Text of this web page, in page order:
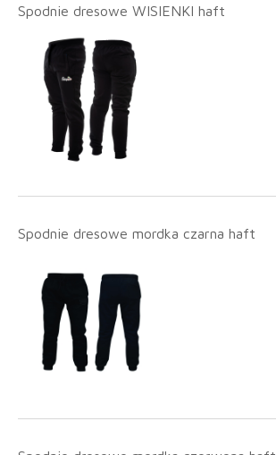
Spodnie dresowe WISIENKI haft
Spodnie dresowe mordka czarna haft